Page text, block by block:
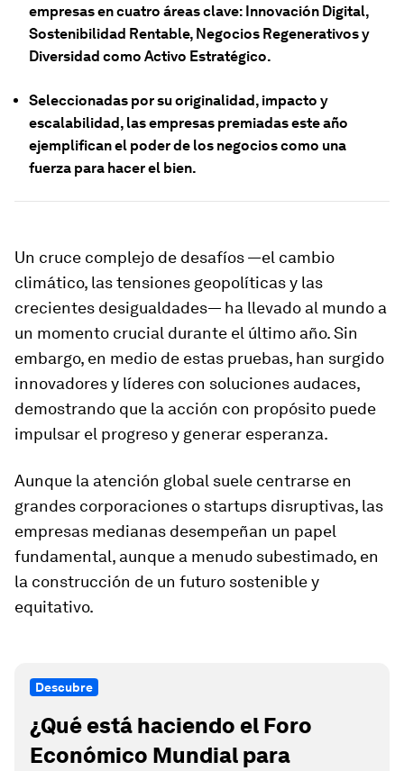
empresas en cuatro áreas clave: Innovación Digital,
Sostenibilidad Rentable, Negocios Regenerativos y
Diversidad como Activo Estratégico.
Seleccionadas por su originalidad, impacto y
escalabilidad, las empresas premiadas este año
ejemplifican el poder de los negocios como una
fuerza para hacer el bien.
Un cruce complejo de desafíos —el cambio
climático, las tensiones geopolíticas y las
crecientes desigualdades— ha llevado al mundo a
un momento crucial durante el último año. Sin
embargo, en medio de estas pruebas, han surgido
innovadores y líderes con soluciones audaces,
demostrando que la acción con propósito puede
impulsar el progreso y generar esperanza.
Aunque la atención global suele centrarse en
grandes corporaciones o startups disruptivas, las
empresas medianas desempeñan un papel
fundamental, aunque a menudo subestimado, en
la construcción de un futuro sostenible y
equitativo.
Descubre
¿Qué está haciendo el Foro
Económico Mundial para